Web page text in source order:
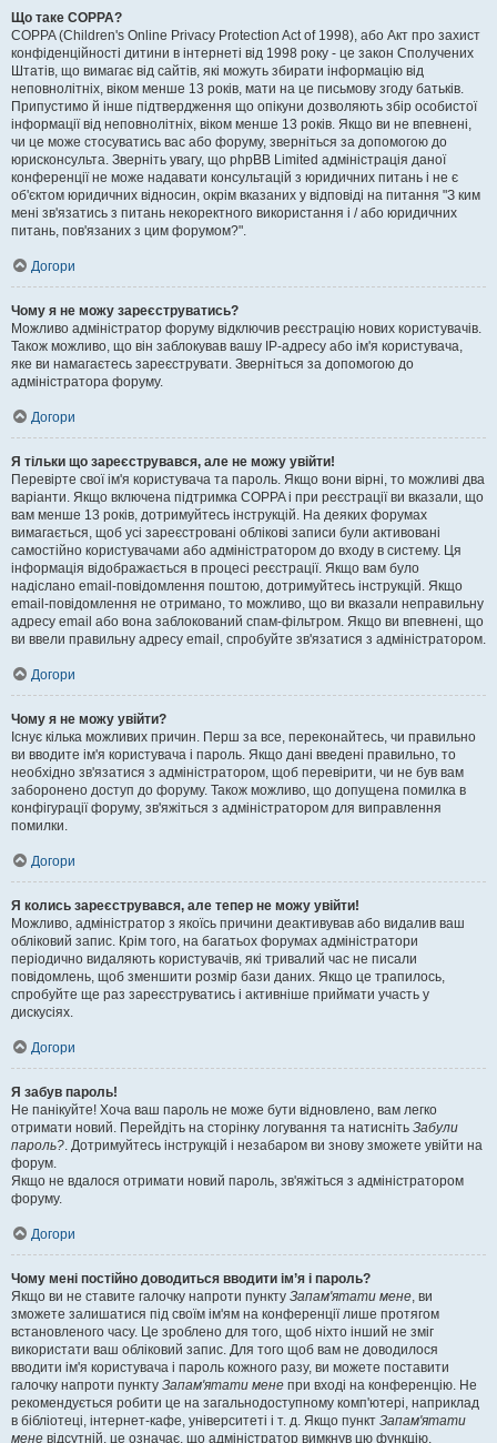
Що таке COPPA?
COPPA (Children's Online Privacy Protection Act of 1998), або Акт про захист
конфіденційності дитини в інтернеті від 1998 року - це закон Сполучених
Штатів, що вимагає від сайтів, які можуть збирати інформацію від
неповнолітніх, віком менше 13 років, мати на це письмову згоду батьків.
Припустимо й інше підтвердження що опікуни дозволяють збір особистої
інформації від неповнолітніх, віком менше 13 років. Якщо ви не впевнені,
чи це може стосуватись вас або форуму, зверніться за допомогою до
юрисконсульта. Зверніть увагу, що phpBB Limited адміністрація даної
конференції не може надавати консультацій з юридичних питань і не є
об'єктом юридичних відносин, окрім вказаних у відповіді на питання "З ким
мені зв'язатись з питань некоректного використання і / або юридичних
питань, пов'язаних з цим форумом?".
Догори
Чому я не можу зареєструватись?
Можливо адміністратор форуму відключив реєстрацію нових користувачів.
Також можливо, що він заблокував вашу IP-адресу або ім'я користувача,
яке ви намагаєтесь зареєструвати. Зверніться за допомогою до
адміністратора форуму.
Догори
Я тільки що зареєструвався, але не можу увійти!
Перевірте свої ім'я користувача та пароль. Якщо вони вірні, то можливі два
варіанти. Якщо включена підтримка COPPA і при реєстрації ви вказали, що
вам менше 13 років, дотримуйтесь інструкцій. На деяких форумах
вимагається, щоб усі зареєстровані облікові записи були активовані
самостійно користувачами або адміністратором до входу в систему. Ця
інформація відображається в процесі реєстрації. Якщо вам було
надіслано email-повідомлення поштою, дотримуйтесь інструкцій. Якщо
email-повідомлення не отримано, то можливо, що ви вказали неправильну
адресу email або вона заблокований спам-фільтром. Якщо ви впевнені, що
ви ввели правильну адресу email, спробуйте зв'язатися з адміністратором.
Догори
Чому я не можу увійти?
Існує кілька можливих причин. Перш за все, переконайтесь, чи правильно
ви вводите ім'я користувача і пароль. Якщо дані введені правильно, то
необхідно зв'язатися з адміністратором, щоб перевірити, чи не був вам
заборонено доступ до форуму. Також можливо, що допущена помилка в
конфігурації форуму, зв'яжіться з адміністратором для виправлення
помилки.
Догори
Я колись зареєструвався, але тепер не можу увійти!
Можливо, адміністратор з якоїсь причини деактивував або видалив ваш
обліковий запис. Крім того, на багатьох форумах адміністратори
періодично видаляють користувачів, які тривалий час не писали
повідомлень, щоб зменшити розмір бази даних. Якщо це трапилось,
спробуйте ще раз зареєструватись і активніше приймати участь у
дискусіях.
Догори
Я забув пароль!
Не панікуйте! Хоча ваш пароль не може бути відновлено, вам легко
отримати новий. Перейдіть на сторінку логування та натисніть Забули
пароль?. Дотримуйтесь інструкцій і незабаром ви знову зможете увійти на
форум.
Якщо не вдалося отримати новий пароль, зв'яжіться з адміністратором
форуму.
Догори
Чому мені постійно доводиться вводити ім’я і пароль?
Якщо ви не ставите галочку напроти пункту Запам'ятати мене, ви
зможете залишатися під своїм ім'ям на конференції лише протягом
встановленого часу. Це зроблено для того, щоб ніхто інший не зміг
використати ваш обліковий запис. Для того щоб вам не доводилося
вводити ім'я користувача і пароль кожного разу, ви можете поставити
галочку напроти пункту Запам'ятати мене при вході на конференцію. Не
рекомендується робити це на загальнодоступному комп'ютері, наприклад
в бібліотеці, інтернет-кафе, університеті і т. д. Якщо пункт Запам'ятати
мене відсутній, це означає, що адміністратор вимкнув цю функцію.